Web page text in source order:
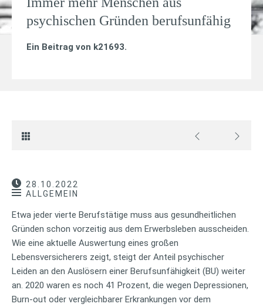
psychischen Gründen berufsunfähig
Ein Beitrag von k21693.
28.10.2022
ALLGEMEIN
Etwa jeder vierte Berufstätige muss aus gesundheitlichen
Gründen schon vorzeitig aus dem Erwerbsleben ausscheiden.
Wie eine aktuelle Auswertung eines großen
Lebensversicherers zeigt, steigt der Anteil psychischer
Leiden an den Auslösern einer Berufsunfähigkeit (BU) weiter
an. 2020 waren es noch 41 Prozent, die wegen Depressionen,
Burn-out oder vergleichbarer Erkrankungen vor dem